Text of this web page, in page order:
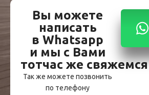
Вы можете
написать
в Whatsapp
и мы с Вами
тотчас же свяжемся
Так же можете позвонить
по телефону